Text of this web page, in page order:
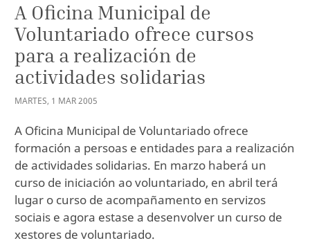
A Oficina Municipal de
Voluntariado ofrece cursos
para a realización de
actividades solidarias
MARTES, 1 MAR2005
A Oficina Municipal de Voluntariado ofrece
formación a persoas e entidades para a realización
de actividades solidarias. En marzo haberá un
curso de iniciación ao voluntariado, en abril terá
lugar o curso de acompañamento en servizos
sociais e agora estase a desenvolver un curso de
xestores de voluntariado.